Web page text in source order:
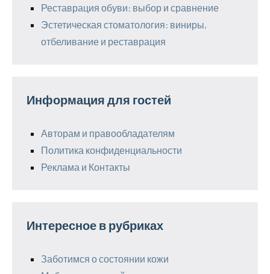
Реставрация обуви: выбор и сравнение
Эстетическая стоматология: виниры,
отбеливание и реставрация
Информация для гостей
Авторам и правообладателям
Политика конфиденциальности
Реклама и Контакты
Интересное в рубриках
Заботимся о состоянии кожи